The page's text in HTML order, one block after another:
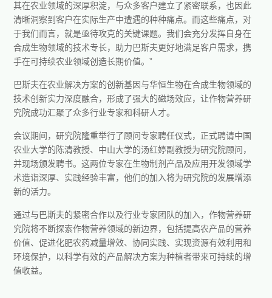
其在农业领域的深厚积淀，与众多客户建立了紧密联系，也因此
清晰洞察到客户在实际生产中遭遇的种种痛点。而这些痛点，对
于我们而言，就是亟待攻克的关键课题。我们会充分发挥自身在
合成生物领域的技术专长，助力巴斯夫更好地满足客户需求，携
手在可持续农业领域创造长期价值。”
巴斯夫在农业解决方案的创新基因与华恒生物在合成生物领域的
技术创新实力深度融合，形成了强大的磁场效应，让作物营养研
究院成功汇聚了众多行业专家和科研人才。
会议期间，研究院隆重举行了顾问专家聘任仪式，正式聘请中国
农业大学的陈清教授、中山大学的汤红婷副教授为研究院顾问，
并现场颁发聘书。这两位专家在生物制剂产品及应用开发领域学
术造诣深厚、实践经验丰富，他们的加入将为研究院的发展增添
新的活力。
通过与巴斯夫的紧密合作以及行业专家团队的加入，作物营养研
究院将不断探索作物营养领域的新边界，包括提高农产品的营养
价值、促进化肥农药减量增效、协同实践、实现资源有效利用和
环境保护，以科学有效的产品解决方案为种植者带来可持续的增
值收益。